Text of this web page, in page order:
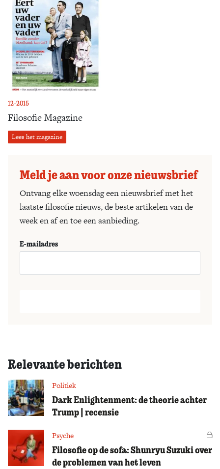
12-2015
Filosofie Magazine
Lees het magazine
Meld je aan voor onze nieuwsbrief
Ontvang elke woensdag een nieuwsbrief met het
laatste filosofie nieuws, de beste artikelen van de
week en af en toe een aanbieding.
E-mailadres
Relevante berichten
Politiek
Dark Enlightenment: de theorie achter
Trump | recensie
Psyche
Filosofie op de sofa: Shunryu Suzuki over
de problemen van het leven